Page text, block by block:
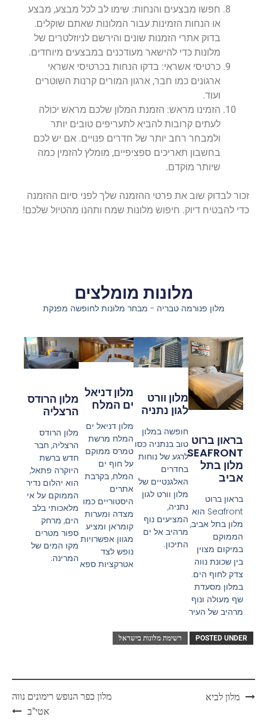
חפשו מבצעים והנחות: שימו לב לכל מבצע, מבצע
או הנחות הזמינות עבור המלונות שאתם שוקלים.
בדוק אתרי הזמנות שונים והירשם לניוזלטרים של
מלונות כדי להישאר מעודכנים במבצעים מיוחדים.
כרטיסי אשראי: בדקו הנחות בכרטיסי אשראי
ארגונים כמו חבר, ארגון המורים קרנות השוטרים
ועוד.
הזמינו מראש: הזמנת המלון שלכם מראש יכולה
לעתים קרובות להביא לתעריפים טובים יותר
ולמבחר רחב יותר של חדרים פנויים. אם יש לכם
בחשבון תאריכים ספציפיים, מומלץ להזמין כמה
שיותר מוקדם.
זכור לבדוק שוב את פרטי ההזמנה שלך לפני סיום ההזמנה
כדי להבטיח דיוק. חיפוש מלונות שמח ותהנו מהטיול שלכם!
מלונות מומלצים
מלון פנורמה טבריה - מבחר מלונות לחופשה מפנקת
בראון ברוט
SEAFRONT
מלון בתל
אביב
בראון ברוט
Seafront הוא
מלון בתל אביב,
הממוקם
במיקום מצוין
בין שכונת נווה
צדק לחוף הים.
במלון מסעדת
שף מעולה ונוף
מרהיב של העיר
מלון וורט
לגון נתניה
חופשה במלון
טוב בנתניה כסו
לרגע של נוחות
בחדרים
האלגנטיים של
מלון וורט לגון
נתניה,
המציעים נוף
מרהיב אל ים
התיכון.
מלון דניאל
ים המלח
​מלון דניאל ים
המלח מרשת
טמרס ממוקם
על חוף ים
המלח, בקרבת
אתרים
היסטוריים כמו
מצדה ומערות
קומראן ומציע
מגוון אפשרויות
נופש לצד
אטרקציות ספא
מלון הרודס
הרצליה
מלון הרודס
הרצליה, חבר
חדש ברשת
היוקרה פתאל,
הוא יהלום נדיר
הממוקם על אי
מלאכותי בלב
הים, מרחק
ספור מטרים
מקו המים של
המרינה.
POSTED UNDER רשימת מלונות בישראל
מלון לביא
מלון כפר הנופש רימונים נווה
אטי"ב